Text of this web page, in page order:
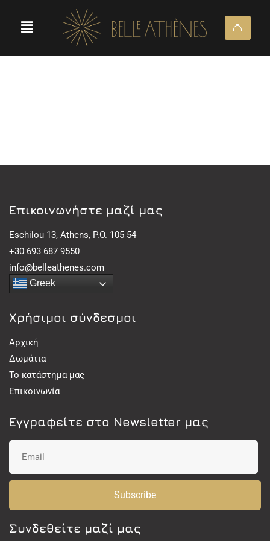
Eπικοινωνήστε μαζί μας
Eschilou 13, Athens, P.O. 105 54
+30 693 687 9550
info@belleathenes.com
Greek
Χρήσιμοι σύνδεσμοι
Αρχική
Δωμάτια
Το κατάστημα μας
Επικοινωνία
Εγγραφείτε στο Newsletter μας
Subscribe
Συνδεθείτε μαζί μας